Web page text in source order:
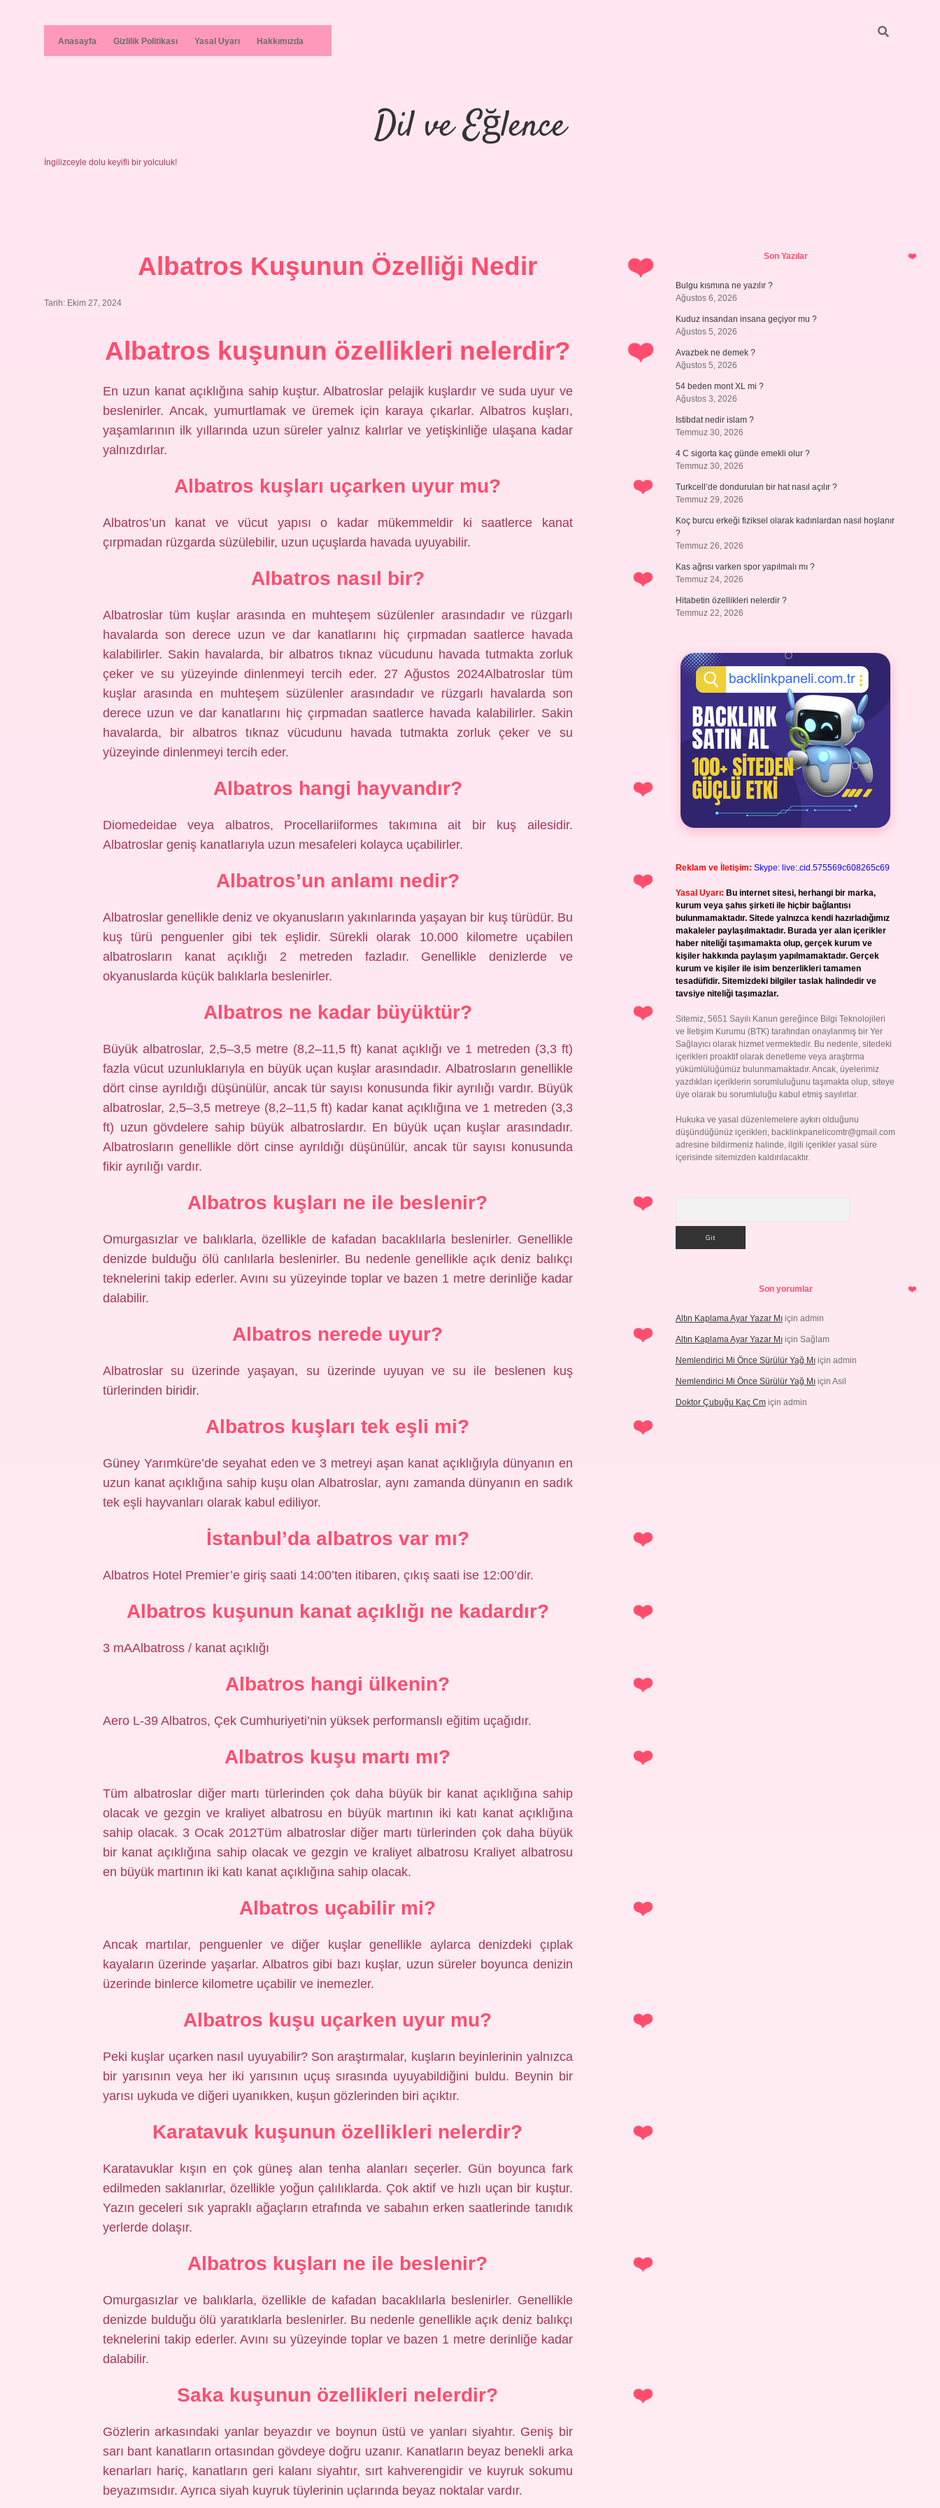
Anasayfa Gizlilik Politikası Yasal Uyarı Hakkımızda
Dil ve Eğlence
İngilizceyle dolu keyifli bir yolculuk!
Albatros Kuşunun Özelliği Nedir
Tarih: Ekim 27, 2024
Albatros kuşunun özellikleri nelerdir?
En uzun kanat açıklığına sahip kuştur. Albatroslar pelajik kuşlardır ve suda uyur ve
beslenirler. Ancak, yumurtlamak ve üremek için karaya çıkarlar. Albatros kuşları,
yaşamlarının ilk yıllarında uzun süreler yalnız kalırlar ve yetişkinliğe ulaşana kadar
yalnızdırlar.
Albatros kuşları uçarken uyur mu?
Albatros’un kanat ve vücut yapısı o kadar mükemmeldir ki saatlerce kanat
çırpmadan rüzgarda süzülebilir, uzun uçuşlarda havada uyuyabilir.
Albatros nasıl bir?
Albatroslar tüm kuşlar arasında en muhteşem süzülenler arasındadır ve rüzgarlı
havalarda son derece uzun ve dar kanatlarını hiç çırpmadan saatlerce havada
kalabilirler. Sakin havalarda, bir albatros tıknaz vücudunu havada tutmakta zorluk
çeker ve su yüzeyinde dinlenmeyi tercih eder. 27 Ağustos 2024Albatroslar tüm
kuşlar arasında en muhteşem süzülenler arasındadır ve rüzgarlı havalarda son
derece uzun ve dar kanatlarını hiç çırpmadan saatlerce havada kalabilirler. Sakin
havalarda, bir albatros tıknaz vücudunu havada tutmakta zorluk çeker ve su
yüzeyinde dinlenmeyi tercih eder.
Albatros hangi hayvandır?
Diomedeidae veya albatros, Procellariiformes takımına ait bir kuş ailesidir.
Albatroslar geniş kanatlarıyla uzun mesafeleri kolayca uçabilirler.
Albatros’un anlamı nedir?
Albatroslar genellikle deniz ve okyanusların yakınlarında yaşayan bir kuş türüdür. Bu
kuş türü penguenler gibi tek eşlidir. Sürekli olarak 10.000 kilometre uçabilen
albatrosların kanat açıklığı 2 metreden fazladır. Genellikle denizlerde ve
okyanuslarda küçük balıklarla beslenirler.
Albatros ne kadar büyüktür?
Büyük albatroslar, 2,5–3,5 metre (8,2–11,5 ft) kanat açıklığı ve 1 metreden (3,3 ft)
fazla vücut uzunluklarıyla en büyük uçan kuşlar arasındadır. Albatrosların genellikle
dört cinse ayrıldığı düşünülür, ancak tür sayısı konusunda fikir ayrılığı vardır. Büyük
albatroslar, 2,5–3,5 metreye (8,2–11,5 ft) kadar kanat açıklığına ve 1 metreden (3,3
ft) uzun gövdelere sahip büyük albatroslardır. En büyük uçan kuşlar arasındadır.
Albatrosların genellikle dört cinse ayrıldığı düşünülür, ancak tür sayısı konusunda
fikir ayrılığı vardır.
Albatros kuşları ne ile beslenir?
Omurgasızlar ve balıklarla, özellikle de kafadan bacaklılarla beslenirler. Genellikle
denizde bulduğu ölü canlılarla beslenirler. Bu nedenle genellikle açık deniz balıkçı
teknelerini takip ederler. Avını su yüzeyinde toplar ve bazen 1 metre derinliğe kadar
dalabilir.
Albatros nerede uyur?
Albatroslar su üzerinde yaşayan, su üzerinde uyuyan ve su ile beslenen kuş
türlerinden biridir.
Albatros kuşları tek eşli mi?
Güney Yarımküre’de seyahat eden ve 3 metreyi aşan kanat açıklığıyla dünyanın en
uzun kanat açıklığına sahip kuşu olan Albatroslar, aynı zamanda dünyanın en sadık
tek eşli hayvanları olarak kabul ediliyor.
İstanbul’da albatros var mı?
Albatros Hotel Premier’e giriş saati 14:00’ten itibaren, çıkış saati ise 12:00’dir.
Albatros kuşunun kanat açıklığı ne kadardır?
3 mAAlbatross / kanat açıklığı
Albatros hangi ülkenin?
Aero L-39 Albatros, Çek Cumhuriyeti’nin yüksek performanslı eğitim uçağıdır.
Albatros kuşu martı mı?
Tüm albatroslar diğer martı türlerinden çok daha büyük bir kanat açıklığına sahip
olacak ve gezgin ve kraliyet albatrosu en büyük martının iki katı kanat açıklığına
sahip olacak. 3 Ocak 2012Tüm albatroslar diğer martı türlerinden çok daha büyük
bir kanat açıklığına sahip olacak ve gezgin ve kraliyet albatrosu Kraliyet albatrosu
en büyük martının iki katı kanat açıklığına sahip olacak.
Albatros uçabilir mi?
Ancak martılar, penguenler ve diğer kuşlar genellikle aylarca denizdeki çıplak
kayaların üzerinde yaşarlar. Albatros gibi bazı kuşlar, uzun süreler boyunca denizin
üzerinde binlerce kilometre uçabilir ve inemezler.
Albatros kuşu uçarken uyur mu?
Peki kuşlar uçarken nasıl uyuyabilir? Son araştırmalar, kuşların beyinlerinin yalnızca
bir yarısının veya her iki yarısının uçuş sırasında uyuyabildiğini buldu. Beynin bir
yarısı uykuda ve diğeri uyanıkken, kuşun gözlerinden biri açıktır.
Karatavuk kuşunun özellikleri nelerdir?
Karatavuklar kışın en çok güneş alan tenha alanları seçerler. Gün boyunca fark
edilmeden saklanırlar, özellikle yoğun çalılıklarda. Çok aktif ve hızlı uçan bir kuştur.
Yazın geceleri sık yapraklı ağaçların etrafında ve sabahın erken saatlerinde tanıdık
yerlerde dolaşır.
Albatros kuşları ne ile beslenir?
Omurgasızlar ve balıklarla, özellikle de kafadan bacaklılarla beslenirler. Genellikle
denizde bulduğu ölü yaratıklarla beslenirler. Bu nedenle genellikle açık deniz balıkçı
teknelerini takip ederler. Avını su yüzeyinde toplar ve bazen 1 metre derinliğe kadar
dalabilir.
Saka kuşunun özellikleri nelerdir?
Gözlerin arkasındaki yanlar beyazdır ve boynun üstü ve yanları siyahtır. Geniş bir
sarı bant kanatların ortasından gövdeye doğru uzanır. Kanatların beyaz benekli arka
kenarları hariç, kanatların geri kalanı siyahtır, sırt kahverengidir ve kuyruk sokumu
beyazımsıdır. Ayrıca siyah kuyruk tüylerinin uçlarında beyaz noktalar vardır.
SidebarSon Yazılar
Bulgu kısmına ne yazılır ?
Ağustos 6, 2026
Kuduz insandan insana geçiyor mu ?
Ağustos 5, 2026
Avazbek ne demek ?
Ağustos 5, 2026
54 beden mont XL mi ?
Ağustos 3, 2026
Istibdat nedir islam ?
Temmuz 30, 2026
4 C sigorta kaç günde emekli olur ?
Temmuz 30, 2026
Turkcell’de dondurulan bir hat nasıl açılır ?
Temmuz 29, 2026
Koç burcu erkeği fiziksel olarak kadınlardan nasıl hoşlanır
?
Temmuz 26, 2026
Kas ağrısı varken spor yapılmalı mı ?
Temmuz 24, 2026
Hitabetin özellikleri nelerdir ?
Temmuz 22, 2026
Reklam ve İletişim: Skype: live:.cid.575569c608265c69
Yasal Uyarı: Bu internet sitesi, herhangi bir marka,
kurum veya şahıs şirketi ile hiçbir bağlantısı
bulunmamaktadır. Sitede yalnızca kendi hazırladığımız
makaleler paylaşılmaktadır. Burada yer alan içerikler
haber niteliği taşımamakta olup, gerçek kurum ve
kişiler hakkında paylaşım yapılmamaktadır. Gerçek
kurum ve kişiler ile isim benzerlikleri tamamen
tesadüfidir. Sitemizdeki bilgiler taslak halindedir ve
tavsiye niteliği taşımazlar.
Sitemiz, 5651 Sayılı Kanun gereğince Bilgi Teknolojileri
ve İletişim Kurumu (BTK) tarafından onaylanmış bir Yer
Sağlayıcı olarak hizmet vermektedir. Bu nedenle, sitedeki
içerikleri proaktif olarak denetleme veya araştırma
yükümlülüğümüz bulunmamaktadır. Ancak, üyelerimiz
yazdıkları içeriklerin sorumluluğunu taşımakta olup, siteye
üye olarak bu sorumluluğu kabul etmiş sayılırlar.
Hukuka ve yasal düzenlemelere aykırı olduğunu
düşündüğünüz içerikleri, backlinkpanelicomtr@gmail.com
adresine bildirmeniz halinde, ilgili içerikler yasal süre
içerisinde sitemizden kaldırılacaktır.
Son yorumlar
Altın Kaplama Ayar Yazar Mıiçin admin
Altın Kaplama Ayar Yazar Mıiçin Sağlam
Nemlendirici Mi Önce Sürülür Yağ Mıiçin admin
Nemlendirici Mi Önce Sürülür Yağ Mıiçin Asil
Doktor Çubuğu Kaç Cmiçin admin